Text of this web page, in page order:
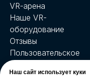
VR-арена
Наше VR-
оборудование
Отзывы
Пользовательское
Условия возврата и
Наш сайт использует куки